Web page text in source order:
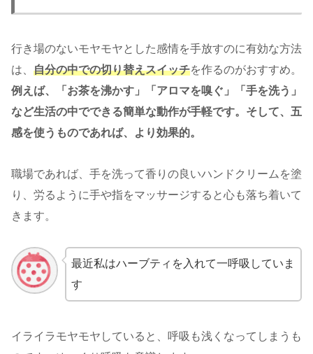
行き場のないモヤモヤとした感情を手放すのに有効な方法
は、 自分の中での切り替えスイッチを作るのがおすすめ。
例えば、「お茶を沸かす」「アロマを嗅ぐ」「手を洗う」
など生活の中でできる簡単な動作が手軽です。そして、五
感を使うものであれば、より効果的。
職場であれば、手を洗って香りの良いハンドクリームを塗
り、労るように手や指をマッサージすると心も落ち着いて
きます。
最近私はハーブティを入れて一呼吸していま
す
イライラモヤモヤしていると、呼吸も浅くなってしまうも